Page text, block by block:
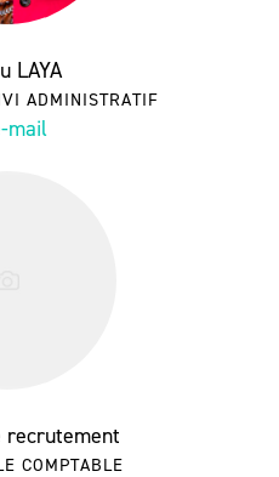
LAYA
ADMINISTRATIF
mail
recrutement
COMPTABLE